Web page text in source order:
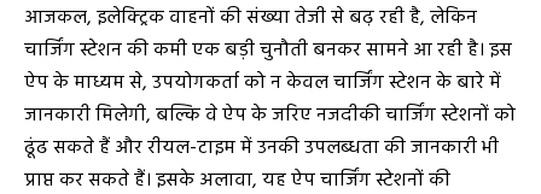
आजकल, इलेक्ट्रिक वाहनों की संख्या तेजी से बढ़ रही है, लेकिन
चार्जिंग स्टेशन की कमी एक बड़ी चुनौती बनकर सामने आ रही है। इस
ऐप के माध्यम से, उपयोगकर्ता को न केवल चार्जिंग स्टेशन के बारे में
जानकारी मिलेगी, बल्कि वे ऐप के जरिए नजदीकी चार्जिंग स्टेशनों को
ढूंढ सकते हैं और रीयल-टाइम में उनकी उपलब्धता की जानकारी भी
प्राप्त कर सकते हैं। इसके अलावा, यह ऐप चार्जिंग स्टेशनों की